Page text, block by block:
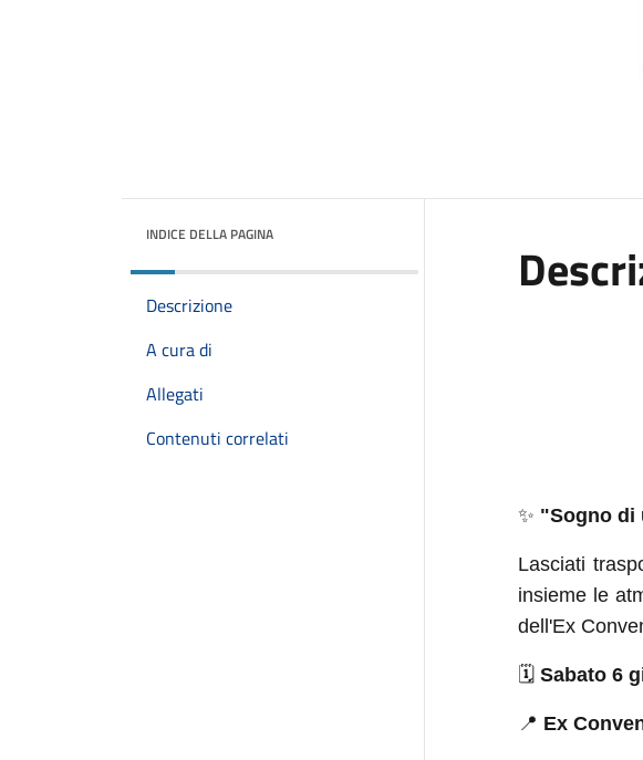
INDICE DELLA PAGINA
Descrizione
A cura di
Allegati
Contenuti correlati
✨ "Sogno di
Lasciati
insieme le
dell'Ex
🗓 Sabato 6
📍 Ex